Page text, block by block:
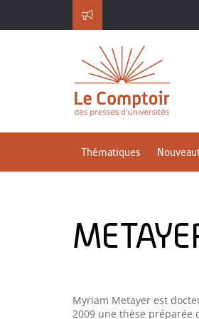
Thématiques
Myriam Metayer est
2009 une thèse préparée